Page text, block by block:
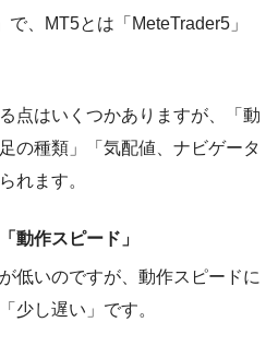
、MT5とは「MeteTrader5」
点はいくつかありますが、「動
の種類」「気配値、ナビゲータ
れます。
動作スピード」
低いのですが、動作スピードに
少し遅い」です。